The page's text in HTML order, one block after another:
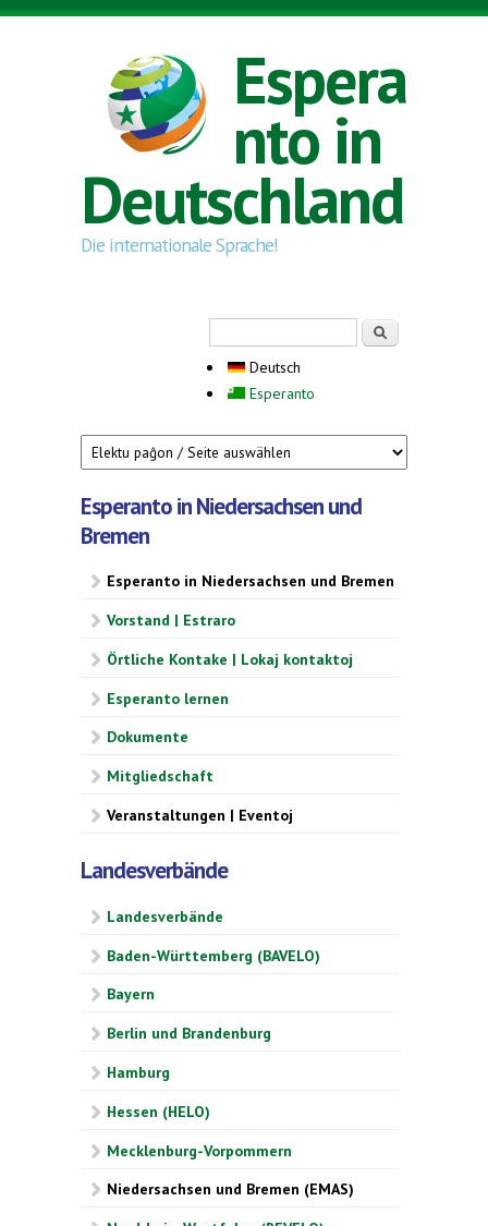
Direkt zum Inhalt
Espera
nto in
Deutschland
Die internationale Sprache!
Deutsch
Esperanto
Esperanto in Niedersachsen und
Bremen
Esperanto in Niedersachsen und Bremen
Vorstand | Estraro
Örtliche Kontake | Lokaj kontaktoj
Esperanto lernen
Dokumente
Mitgliedschaft
Veranstaltungen | Eventoj
Landesverbände
Landesverbände
Baden-Württemberg (BAVELO)
Bayern
Berlin und Brandenburg
Hamburg
Hessen (HELO)
Mecklenburg-Vorpommern
Niedersachsen und Bremen (EMAS)